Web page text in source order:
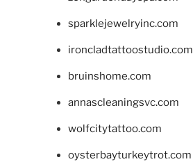
sparklejewelryinc.com
ironcladtattoostudio.com
bruinshome.com
annascleaningsvc.com
wolfcitytattoo.com
oysterbayturkeytrot.com